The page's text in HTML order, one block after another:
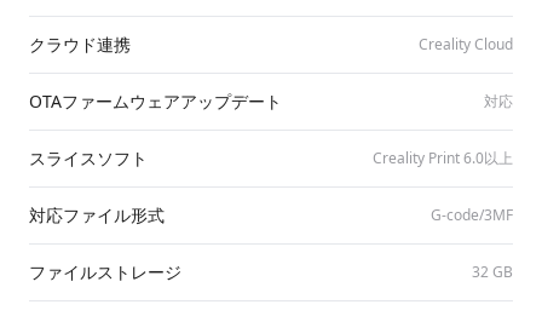
クラウド連携 Creality Cloud
OTAファームウェアアップデート 対応
スライスソフト Creality Print 6.0以上
対応ファイル形式 G-code/​3MF
ファイルストレージ 32 GB